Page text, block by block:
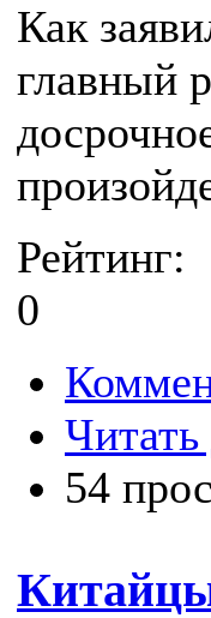
Как
главный
Рейтинг:
0
Читать
54